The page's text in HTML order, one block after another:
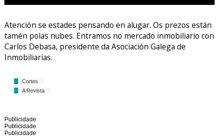
Atención se estades pensando en alugar. Os prezos están
tamén polas nubes. Entramos no mercado inmobiliario con
Carlos Debasa, presidente da Asociación Galega de
Inmobiliarias.
Cortes
A Revista
Publicidade
Publicidade
Publicidade